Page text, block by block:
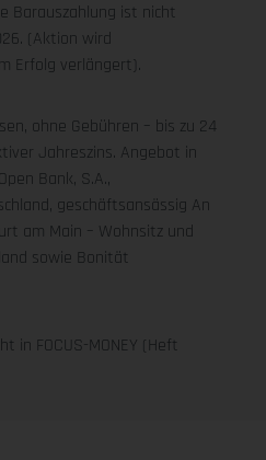
Barauszahlung ist nicht
(Aktion wird
Erfolg verlängert).
ohne Gebühren – bis zu 24
Jahreszins. Angebot in
Bank, S.A.,
geschäftsansässig An
am Main – Wohnsitz und
sowie Bonität
in FOCUS-MONEY (Heft